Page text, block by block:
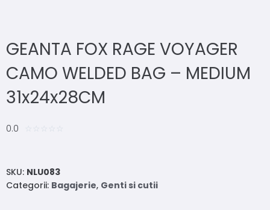
GEANTA FOX RAGE VOYAGER
CAMO WELDED BAG – MEDIUM
31x24x28CM
0.0
SKU: NLU083
Categorii: Bagajerie, Genti si cutii